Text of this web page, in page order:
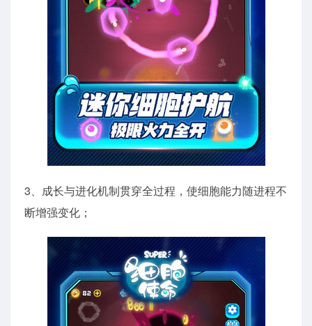
3、成长与进化机制贯穿全过程，使细胞能力随进程不
断增强变化；